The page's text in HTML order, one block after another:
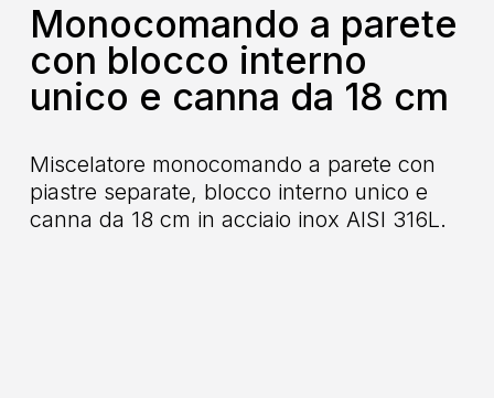
Monocomando a parete
con blocco interno
unico e canna da 18 cm
Miscelatore monocomando a parete con
piastre separate, blocco interno unico e
canna da 18 cm in acciaio inox AISI 316L.